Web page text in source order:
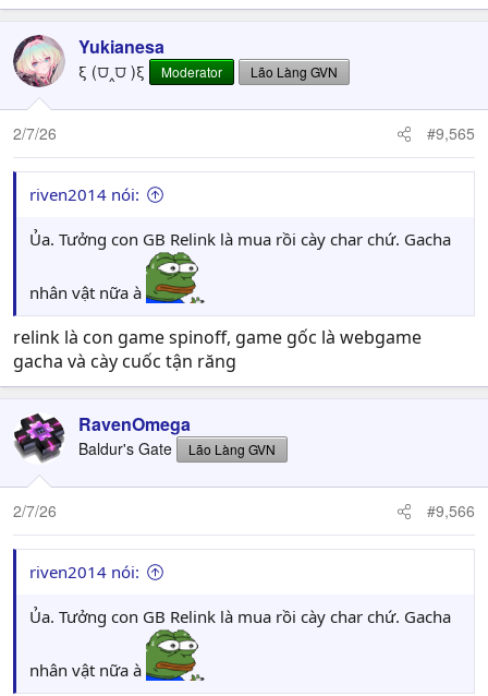
Yukianesa
ξ (⩌‸⩌ )ξ Moderator Lão Làng GVN
2/7/26 #9,565
riven2014 nói:
Ủa. Tưởng con GB Relink là mua rồi cày char chứ. Gacha
nhân vật nữa à
relink là con game spinoff, game gốc là webgame
gacha và cày cuốc tận răng
RavenOmega
Baldur's Gate Lão Làng GVN
2/7/26 #9,566
riven2014 nói:
Ủa. Tưởng con GB Relink là mua rồi cày char chứ. Gacha
nhân vật nữa à